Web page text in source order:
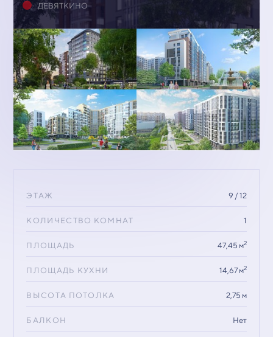
ДЕВЯТКИНО
ЭТАЖ 9 / 12
КОЛИЧЕСТВО КОМНАТ 1
ПЛОЩАДЬ 47,45 м2
ПЛОЩАДЬ КУХНИ 14,67 м2
ВЫСОТА ПОТОЛКА 2,75 м
БАЛКОН Нет